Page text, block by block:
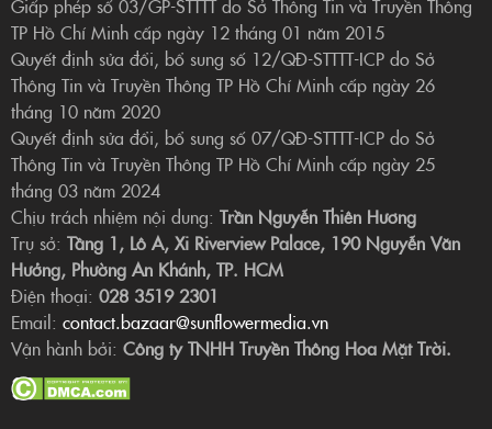
Giấp phép số 03/GP-STTTT do Sở Thông Tin và Truyền Thông
TP Hồ Chí Minh cấp ngày 12 tháng 01 năm 2015
Quyết định sửa đổi, bổ sung số 12/QĐ-STTTT-ICP do Sở
Thông Tin và Truyền Thông TP Hồ Chí Minh cấp ngày 26
tháng 10 năm 2020
Quyết định sửa đổi, bổ sung số 07/QĐ-STTTT-ICP do Sở
Thông Tin và Truyền Thông TP Hồ Chí Minh cấp ngày 25
tháng 03 năm 2024
Chịu trách nhiệm nội dung: Trần Nguyễn Thiên Hương
Trụ sở: Tầng 1, Lô A, Xi Riverview Palace, 190 Nguyễn Văn
Hưởng, Phường An Khánh, TP. HCM
Điện thoại: 028 3519 2301
Email: contact.bazaar@sunflowermedia.vn
Vận hành bởi: Công ty TNHH Truyền Thông Hoa Mặt Trời.